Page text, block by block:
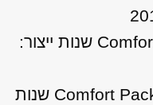
סיטרואן C3 1.6 דיזל רובוטי Comfort שנות ייצור:
סיטרואן C3 1.6 דיזל רובוטי Comfort Pack שנות